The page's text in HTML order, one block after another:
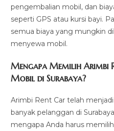
pengembalian mobil, dan
seperti GPS atau kursi bayi.
semua biaya yang mungkin
menyewa mobil.
Mengapa Memilih Arimbi
Mobil di Surabaya?
Arimbi Rent Car telah
banyak pelanggan di
mengapa Anda harus